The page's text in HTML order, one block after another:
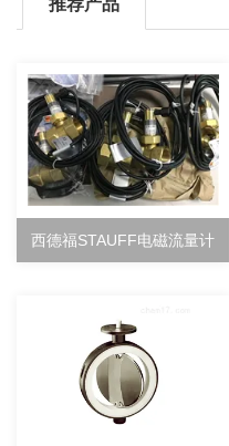
西德福STAUFF电磁流量计